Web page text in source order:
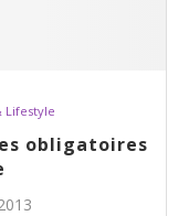
Lifestyle
obligatoires